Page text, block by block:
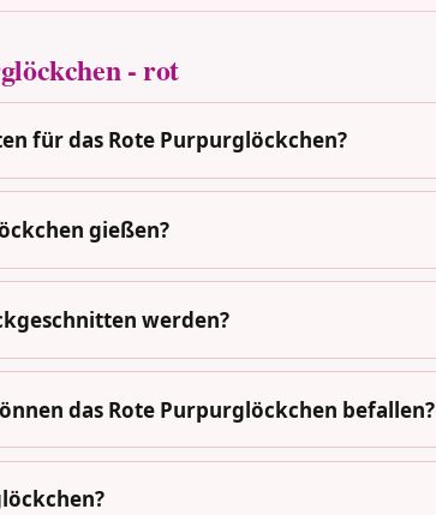
- rot
für das Rote Purpurglöckchen?
gießen?
werden?
das Rote Purpurglöckchen befallen?